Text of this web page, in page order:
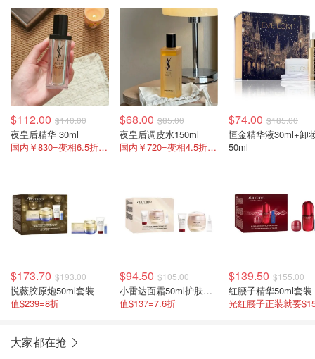
$112.00 $140.00
夜皇后精华 30ml
国内￥830=变相6.5折 熬夜油皮心头爱！
$68.00 $85.00
夜皇后调皮水150ml
国内￥720=变相4.5折 嫩肤磨皮没对手!
$74.00 $185.00
恒金精华液30ml+卸
50ml
$173.70 $193.00
悦薇胶原炮50ml套装
值$239=8折
$94.50 $105.00
小雷达面霜50ml护肤套装
值$137=7.6折
$139.50 $155.00
红腰子精华50ml套装
大家都在抢